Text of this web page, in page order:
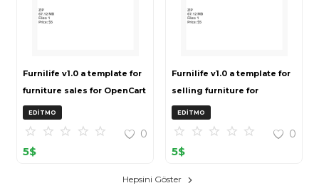
Furnilife v1.0 a template for
furniture sales for OpenCart
3 (ZIP)
EDITMO
0
5$
Furnilife v1.0 a template for
selling furniture for
OpenCart 3 (ZIP)
EDITMO
0
5$
Hepsini Göster